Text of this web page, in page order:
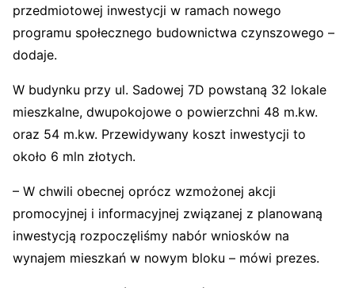
przedmiotowej inwestycji w ramach nowego
programu społecznego budownictwa czynszowego –
dodaje.
W budynku przy ul. Sadowej 7D powstaną 32 lokale
mieszkalne, dwupokojowe o powierzchni 48 m.kw.
oraz 54 m.kw. Przewidywany koszt inwestycji to
około 6 mln złotych.
– W chwili obecnej oprócz wzmożonej akcji
promocyjnej i informacyjnej związanej z planowaną
inwestycją rozpoczęliśmy nabór wniosków na
wynajem mieszkań w nowym bloku – mówi prezes.